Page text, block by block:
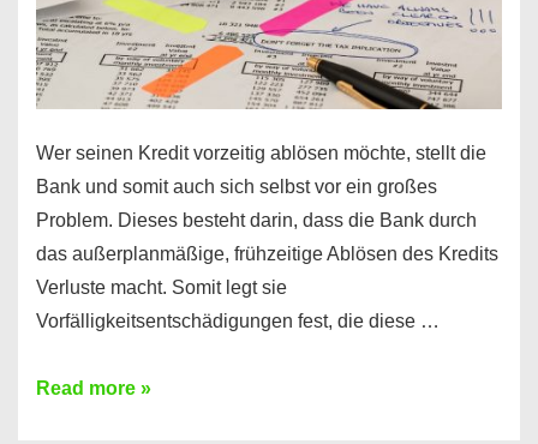
Wer seinen Kredit vorzeitig ablösen möchte, stellt die
Bank und somit auch sich selbst vor ein großes
Problem. Dieses besteht darin, dass die Bank durch
das außerplanmäßige, frühzeitige Ablösen des Kredits
Verluste macht. Somit legt sie
Vorfälligkeitsentschädigungen fest, die diese …
Kredit
Read more »